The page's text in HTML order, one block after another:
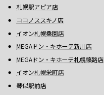
札幌駅アピア店
ココノススキノ店
イオン札幌桑園店
MEGAドン・キホーテ新川店
MEGAドン・キホーテ札幌篠路店
イオン札幌栄町店
琴似駅前店